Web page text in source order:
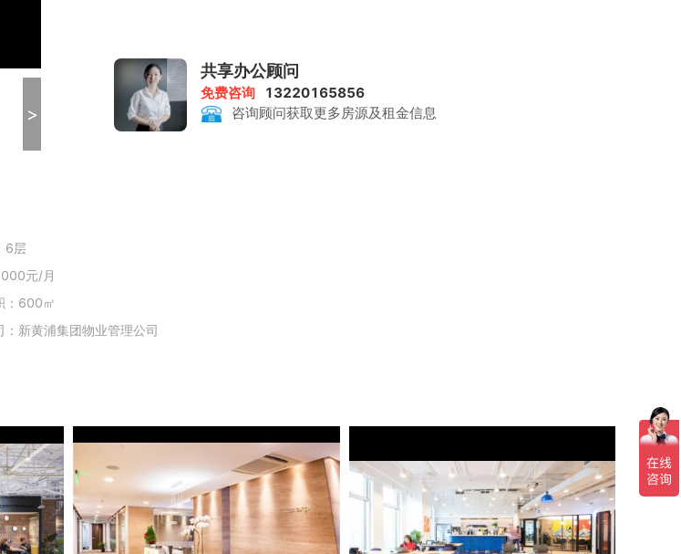
>
打印复印：1元/张
会议室：200-400元/小时
共享办公顾问
免费咨询
13220165856
咨询顾问获取更多房源及租金信息
6层
元/月
：600㎡
：新黄浦集团物业管理公司